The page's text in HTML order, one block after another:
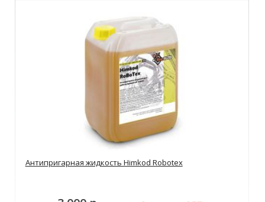
Антипригарная жидкость Himkod Robotex